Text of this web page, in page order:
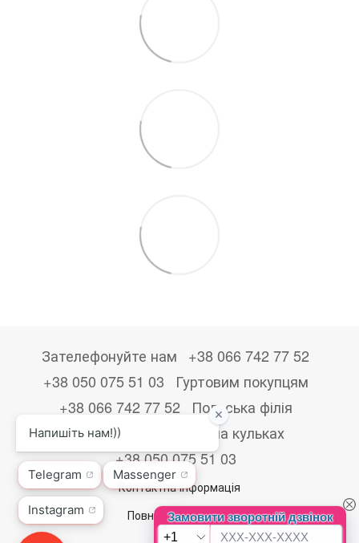
Зателефонуйте нам
+38 066 742 77 52
+38 050 075 51 03
Гуртовим покупцям
+38 066 742 77 52
Польська філія
+48533867723
Друк на кульках
+38 050 075 51 03
Контактна інформація
Повна версія сайту